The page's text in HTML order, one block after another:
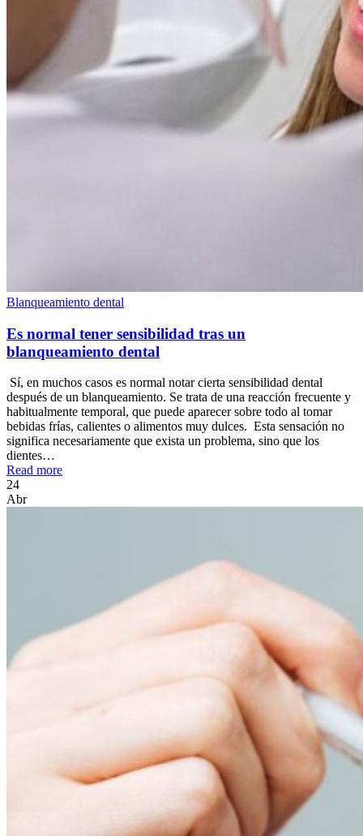
Blanqueamiento dental
Es normal tener sensibilidad tras un
blanqueamiento dental
Sí, en muchos casos es normal notar cierta sensibilidad dental
después de un blanqueamiento. Se trata de una reacción frecuente y
habitualmente temporal, que puede aparecer sobre todo al tomar
bebidas frías, calientes o alimentos muy dulces. Esta sensación no
significa necesariamente que exista un problema, sino que los
dientes…
Read more
24
Abr